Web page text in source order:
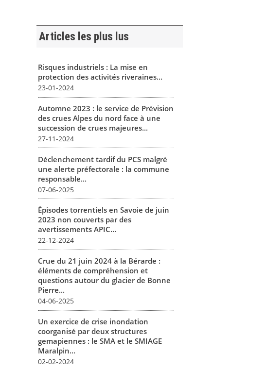
Articles les plus lus
Risques industriels : La mise en
protection des activités riveraines...
23-01-2024
Automne 2023 : le service de Prévision
des crues Alpes du nord face à une
succession de crues majeures...
27-11-2024
Déclenchement tardif du PCS malgré
une alerte préfectorale : la commune
responsable...
07-06-2025
Épisodes torrentiels en Savoie de juin
2023 non couverts par des
avertissements APIC...
22-12-2024
Crue du 21 juin 2024 à la Bérarde :
éléments de compréhension et
questions autour du glacier de Bonne
Pierre...
04-06-2025
Un exercice de crise inondation
coorganisé par deux structures
gemapiennes : le SMA et le SMIAGE
Maralpin...
02-02-2024